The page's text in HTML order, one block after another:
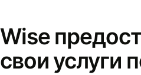
Wise
свои услуги